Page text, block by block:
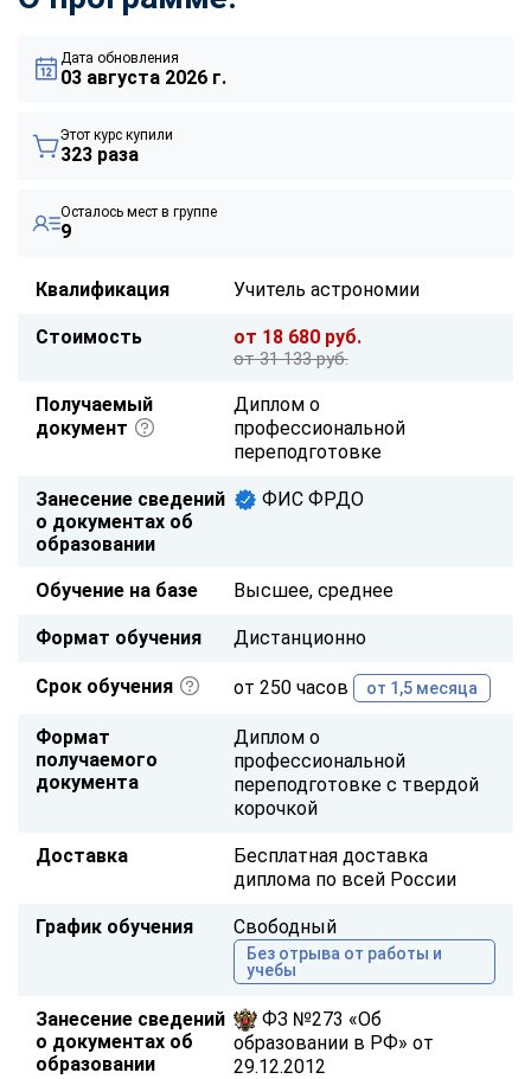
Дата обновления
03 августа 2026 г.
Этот курс купили
323 раза
Осталось мест в группе
9
Квалификация Учитель астрономии
Стоимость от 18 680 руб.
от 31 133 руб.
Получаемый
документ
Диплом о
профессиональной
переподготовке
Занесение сведений
о документах об
образовании
ФИС ФРДО
Обучение на базе Высшее, среднее
Формат обучения Дистанционно
Срок обучения от 250 часов от 1,5 месяца
Формат
получаемого
документа
Диплом о
профессиональной
переподготовке с твердой
корочкой
Доставка
Бесплатная доставка
диплома по всей России
График обучения Свободный
Без отрыва от работы и
учебы
Занесение сведений
о документах об
образовании
ФЗ №273 «Об
образовании в РФ» от
29.12.2012